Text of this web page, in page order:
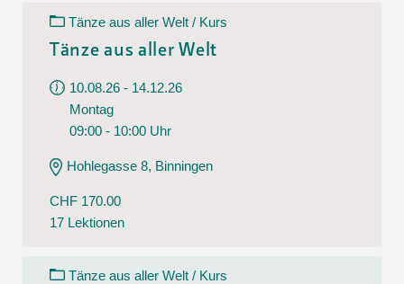
Tänze aus aller Welt / Kurs
Tänze aus aller Welt
10.08.26 - 14.12.26
Montag
09:00 - 10:00 Uhr
Hohlegasse 8, Binningen
CHF 170.00
17 Lektionen
Tänze aus aller Welt / Kurs